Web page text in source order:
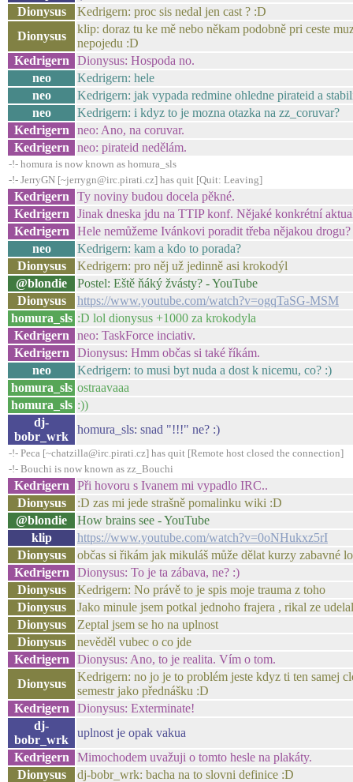
Dionysus
Kedrigern: proc sis nedal jen cast ? :D
Dionysus
klip: doraz tu ke mě nebo někam podobně pri ceste
nepojedu :D
Kedrigern
Dionysus: Hospoda no.
neo
Kedrigern: hele
neo
Kedrigern: jak vypada redmine ohledne pirateid a
neo
Kedrigern: i kdyz to je mozna otazka na zz_coruvar?
Kedrigern
neo: Ano, na coruvar.
Kedrigern
neo: pirateid nedělám.
-!- homura is now known as homura_sls
-!- JerryGN [~jerrygn@irc.pirati.cz] has quit [Quit: Leaving]
Kedrigern
Ty noviny budou docela pěkné.
Kedrigern
Jinak dneska jdu na TTIP konf. Nějaké konkrétní
Kedrigern
Hele nemůžeme Ivánkovi poradit třeba nějakou drogu?
neo
Kedrigern: kam a kdo to porada?
Dionysus
Kedrigern: pro něj už jedinně asi krokodýl
@blondie
Postel: Eště ňáký žvásty? - YouTube
Dionysus
https://www.youtube.com/watch?v=ogqTaSG-MSM
homura_sls :D lol dionysus +1000 za krokodyla
Kedrigern
neo: TaskForce inciativ.
Kedrigern
Dionysus: Hmm občas si také říkám.
neo
Kedrigern: to musi byt nuda a dost k nicemu, co? :)
homura_sls ostraavaaa
homura_sls :))
dj-
bobr_wrk
homura_sls: snad "!!!" ne? :)
-!- Peca [~chatzilla@irc.pirati.cz] has quit [Remote host closed the connection]
-!- Bouchi is now known as zz_Bouchi
Kedrigern
Při hovoru s Ivanem mi vypadlo IRC..
Dionysus
:D zas mi jede strašně pomalinku wiki :D
@blondie
How brains see - YouTube
klip
https://www.youtube.com/watch?v=0oNHukxz5rI
Dionysus
občas si řikám jak mikuláš může dělat kurzy zabavné
Kedrigern
Dionysus: To je ta zábava, ne? :)
Dionysus
Kedrigern: No právě to je spis moje trauma z toho
Dionysus
Jako minule jsem potkal jednoho frajera , rikal ze
Dionysus
Zeptal jsem se ho na uplnost
Dionysus
nevěděl vubec o co jde
Kedrigern
Dionysus: Ano, to je realita. Vím o tom.
Dionysus
Kedrigern: no jo je to problém jeste kdyz ti ten samej
semestr jako přednášku :D
Kedrigern
Dionysus: Exterminate!
dj-
bobr_wrk
uplnost je opak vakua
Kedrigern
Mimochodem uvažuji o tomto hesle na plakáty.
Dionysus
dj-bobr_wrk: bacha na to slovni definice :D